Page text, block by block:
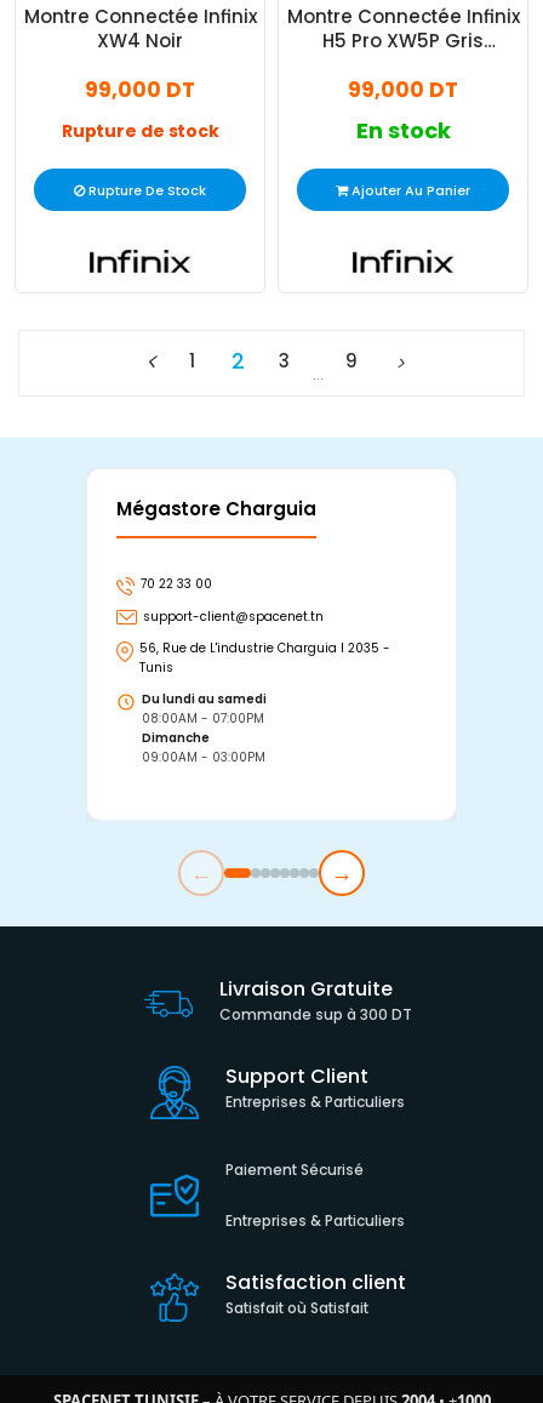
Montre Connectée Infinix
XW4 Noir
99,000 DT
Rupture de stock
Rupture De Stock
Montre Connectée Infinix
H5 Pro XW5P Gris
99,000 DT
En stock
Ajouter Au Panier
1 2 3
…
9
Mégastore Charguia
70 22 33 00
support-client@spacenet.tn
56, Rue de L'industrie Charguia I 2035 -
Tunis
Du lundi au samedi
08:00AM - 07:00PM
Dimanche
09:00AM - 03:00PM
← →
Livraison Gratuite
Commande sup à 300 DT
Support Client
Entreprises & Particuliers
Paiement Sécurisé
Entreprises & Particuliers
Satisfaction client
Satisfait où Satisfait